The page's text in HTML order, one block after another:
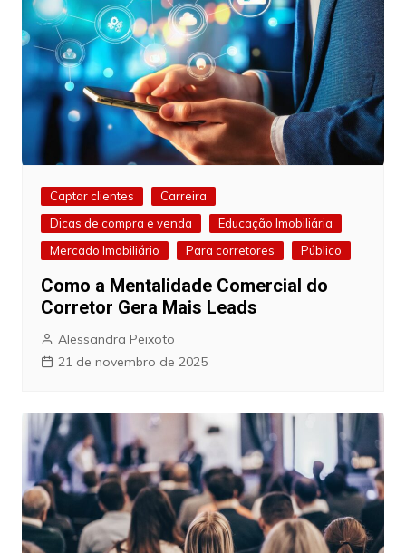
Captar clientes
Carreira
Dicas de compra e venda
Educação Imobiliária
Mercado Imobiliário
Para corretores Público
Como a Mentalidade Comercial do
Corretor Gera Mais Leads
Alessandra Peixoto
21 de novembro de 2025